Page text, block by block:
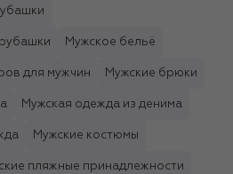
Мужское бельё
для мужчин Мужские брюки
Мужская одежда из денима
Мужские костюмы
пляжные принадлежности